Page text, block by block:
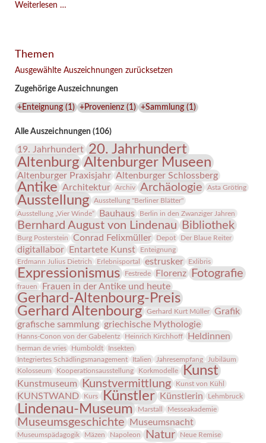
Weiterlesen …
im
des
Lindenau-
Themen
Ausgewählte Auszeichnungen zurücksetzen
Zugehörige Auszeichnungen
+Enteignung(1 ) +Provenienz(1 ) +Sammlung(1 )
Alle Auszeichnungen (106)
19. Jahrhundert 20. Jahrhundert
Altenburg Altenburger Museen
Altenburger Praxisjahr Altenburger Schlossberg
Antike Architektur Archiv Archäologie Asta Gröting
Ausstellung
Ausstellung "Berliner Blätter"
Ausstellung „Vier Winde“
Bauhaus Berlin in den Zwanziger Jahren
Bernhard August von Lindenau Bibliothek
Burg Posterstein Conrad Felixmüller Depot Der Blaue Reiter
digitallabor Entartete Kunst
Enteignung
Erdmann Julius Dietrich
Erlebnisportal estrusker Exlibris
Expressionismus Festrede Florenz Fotografie
frauen Frauen in der Antike und heute
Gerhard-Altenbourg-Preis
Gerhard Altenbourg
Gerhard Kurt Müller
Grafik
grafische sammlung griechische Mythologie
Hanns-Conon von der Gabelentz Heinrich Kirchhoff Heldinnen
herman de vries Humboldt
Insekten
Integriertes Schädlingsmanagement
Italien Jahresempfang
Jubiläum
Kolosseum
Kooperationsausstellung Korkmodelle Kunst
Kunstmuseum Kunstvermittlung Kunst von Kühl
KUNSTWAND Kurs Künstler Künstlerin Lehmbruck
Lindenau-Museum Marstall Messeakademie
Museumsgeschichte Museumsnacht
Museumspädagogik Mäzen Napoleon Natur
Neue Remise